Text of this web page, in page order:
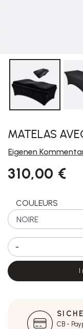
MATELAS
Eigenen
310,00 €
COULEURS
-
CB -